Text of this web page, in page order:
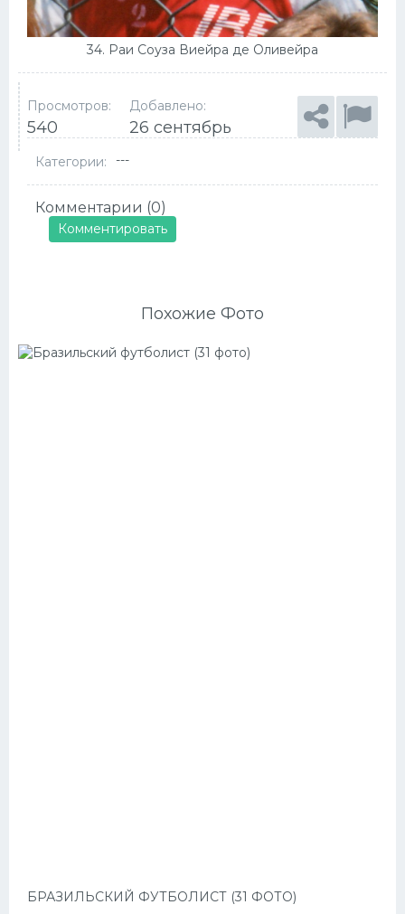
34. Раи Соуза Виейра де Оливейра
Просмотров:
540
Добавлено:
26 сентябрь
Категории: ---
Комментарии (0)
Комментировать
Похожие Фото
БРАЗИЛЬСКИЙ ФУТБОЛИСТ (31 ФОТО)